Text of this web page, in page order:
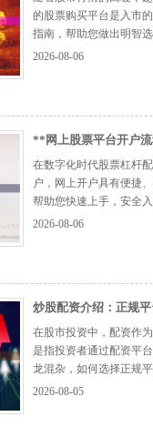
的股票购买平台是入市
指南，帮助您做出明智
证券 中信证券作为行业
2026-08-06
**网上股票平台开户
在数字化时代股票杠杆
户，网上开户具有便捷
帮助您快速上手，安全
下材料： 1. **本人有效
2026-08-06
炒股配资介绍：正规
在股市投资中，配资作
是指投资者通过配资平
龙混杂，如何选择正规
## 什么是正规炒股配资
2026-08-05